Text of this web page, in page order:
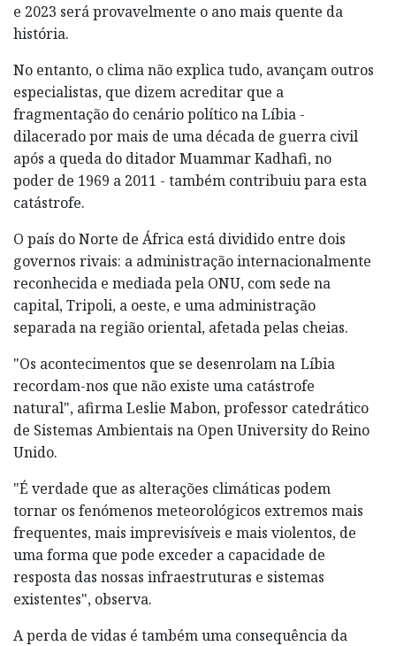
e 2023 será provavelmente o ano mais quente da
história.
No entanto, o clima não explica tudo, avançam outros
especialistas, que dizem acreditar que a
fragmentação do cenário político na Líbia -
dilacerado por mais de uma década de guerra civil
após a queda do ditador Muammar Kadhafi, no
poder de 1969 a 2011 - também contribuiu para esta
catástrofe.
O país do Norte de África está dividido entre dois
governos rivais: a administração internacionalmente
reconhecida e mediada pela ONU, com sede na
capital, Tripoli, a oeste, e uma administração
separada na região oriental, afetada pelas cheias.
"Os acontecimentos que se desenrolam na Líbia
recordam-nos que não existe uma catástrofe
natural", afirma Leslie Mabon, professor catedrático
de Sistemas Ambientais na Open University do Reino
Unido.
"É verdade que as alterações climáticas podem
tornar os fenómenos meteorológicos extremos mais
frequentes, mais imprevisíveis e mais violentos, de
uma forma que pode exceder a capacidade de
resposta das nossas infraestruturas e sistemas
existentes", observa.
A perda de vidas é também uma consequência da